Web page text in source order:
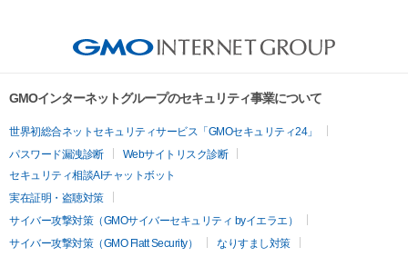
GMOインターネットグループのセキュリティ事業について
世界初総合ネットセキュリティサービス「GMOセキュリティ24」
パスワード漏洩診断
Webサイトリスク診断
セキュリティ相談AIチャットボット
実在証明・盗聴対策
サイバー攻撃対策（GMOサイバーセキュリティ byイエラエ）
サイバー攻撃対策（GMO Flatt Security）
なりすまし対策